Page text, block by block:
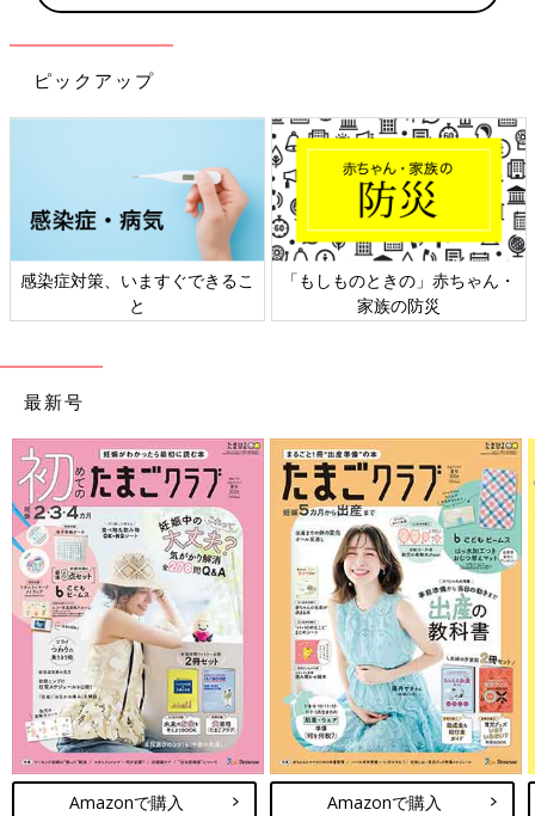
※記事の内容は記載当時の情報であり、現在と異なる場合があり
ます。
ピックアップ
感染症対策、いますぐできるこ
と
「もしものときの」赤ちゃん・
家族の防災
最新号
Amazonで購入 Amazonで購入